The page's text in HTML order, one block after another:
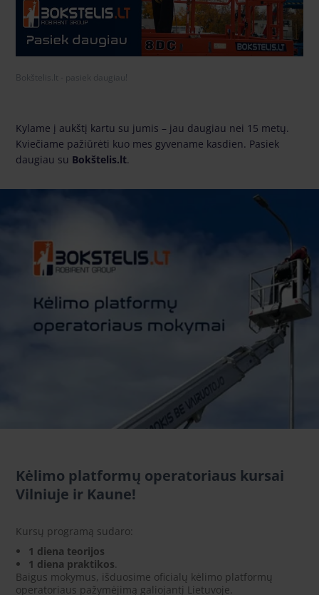
Bokštelis.lt - pasiek daugiau!
Kylame į aukštį kartu su jumis – jau daugiau nei 15 metų.
Kviečiame pažiūrėti kuo mes gyvename kasdien. Pasiek
daugiau su Bokštelis.lt.
Kėlimo platformų operatoriaus kursai
Vilniuje ir Kaune!
Kursų programą sudaro:
1 diena teorijos
1 diena praktikos.
Baigus mokymus, išduosime oficialų kėlimo platformų
operatoriaus pažymėjimą galiojantį Lietuvoje.